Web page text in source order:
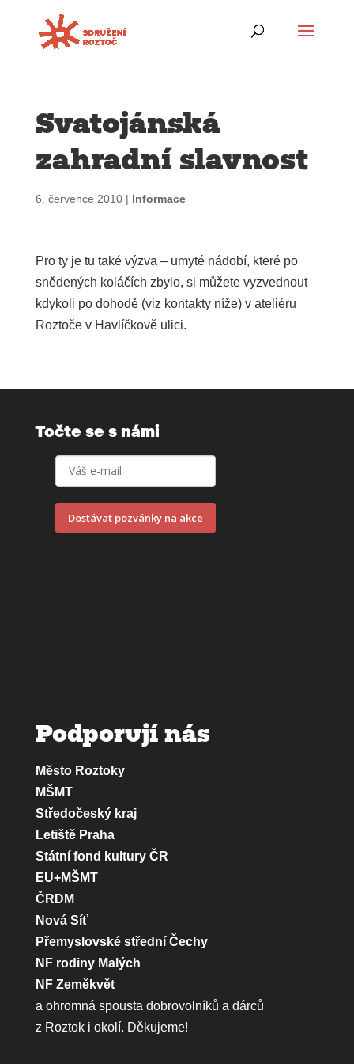
Svatojánská
zahradní slavnost
6. července 2010| Informace
Pro ty je tu také výzva – umyté nádobí, které po
snědených koláčích zbylo, si můžete vyzvednout
kdykoli po dohodě (viz kontakty níže) v ateliéru
Roztoče v Havlíčkově ulici.
Točte se s námi
Dostávat pozvánky na akce
Podporují nás
Město Roztoky
MŠMT
Středočeský kraj
Letiště Praha
Státní fond kultury ČR
EU+MŠMT
ČRDM
Nová Síť
Přemyslovské střední Čechy
NF rodiny Malých
NF Zeměkvět
a ohromná spousta dobrovolníků a dárců
z Roztok i okolí. Děkujeme!